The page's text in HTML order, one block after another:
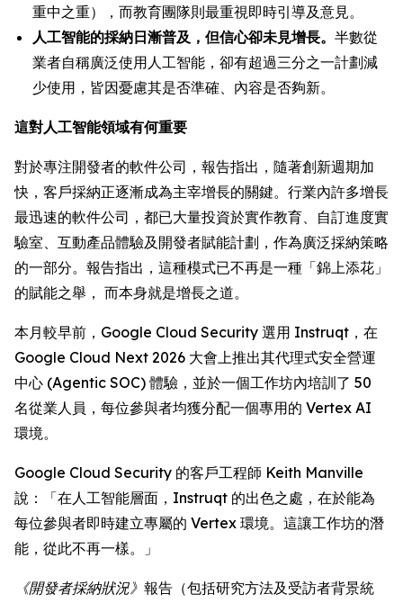
重中之重），而教育團隊則最重視即時引導及意見。
人工智能的採納日漸普及，但信心卻未見增長。 半數從
業者自稱廣泛使用人工智能，卻有超過三分之一計劃減
少使用，皆因憂慮其是否準確、內容是否夠新。
這對人工智能領域有何重要
對於專注開發者的軟件公司，報告指出，隨著創新週期加
快，客戶採納正逐漸成為主宰增長的關鍵。行業內許多增長
最迅速的軟件公司，都已大量投資於實作教育、自訂進度實
驗室、互動產品體驗及開發者賦能計劃，作為廣泛採納策略
的一部分。報告指出，這種模式已不再是一種「錦上添花」
的賦能之舉， 而本身就是增長之道。
本月較早前，Google Cloud Security 選用 Instruqt，在
Google Cloud Next 2026 大會上推出其代理式安全營運
中心 (Agentic SOC) 體驗，並於一個工作坊內培訓了 50
名從業人員，每位參與者均獲分配一個專用的 Vertex AI
環境。
Google Cloud Security 的客戶工程師 Keith Manville
說：「在人工智能層面，Instruqt 的出色之處，在於能為
每位參與者即時建立專屬的 Vertex 環境。這讓工作坊的潛
能，從此不再一樣。」
《開發者採納狀況》 報告（包括研究方法及受訪者背景統